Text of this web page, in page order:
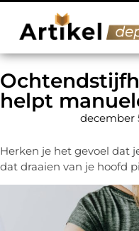
helpt
december
Herken je het gevoel dat
dat draaien van je hoofd